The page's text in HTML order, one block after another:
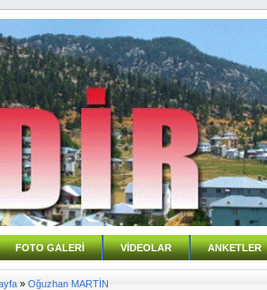
FOTO GALERİ VİDEOLAR ANKETLER
» Oğuzhan MARTİN